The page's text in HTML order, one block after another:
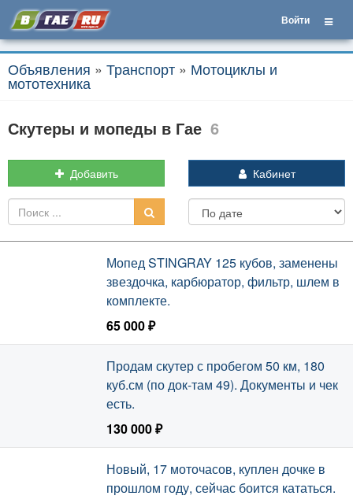
Войти
Объявления » Транспорт » Мотоциклы и
мототехника
Скутеры и мопеды в Гае 6
Добавить Кабинет
Мопед STINGRAY 125 кубов, заменены
звездочка, карбюратор, фильтр, шлем в
комплекте.
65 000 ₽
Вчера, 21:23
Продам скутер с пробегом 50 км, 180
куб.см (по док-там 49). Документы и чек
есть.
130 000 ₽
Вчера, 19:11
Новый, 17 моточасов, куплен дочке в
прошлом году, сейчас боится кататься.